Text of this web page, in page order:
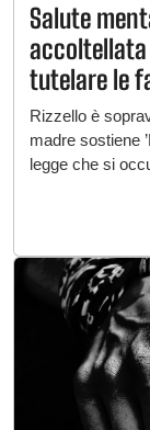
Salute
accoltellata
tutelare le
Rizzello è
madre sostiene
legge che si